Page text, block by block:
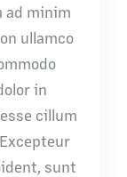
ad minim
ullamco
in
cillum
sunt